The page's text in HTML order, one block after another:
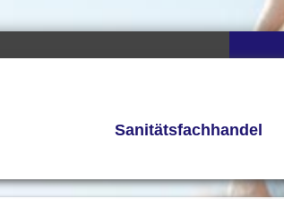
Sanitätsfachhandel